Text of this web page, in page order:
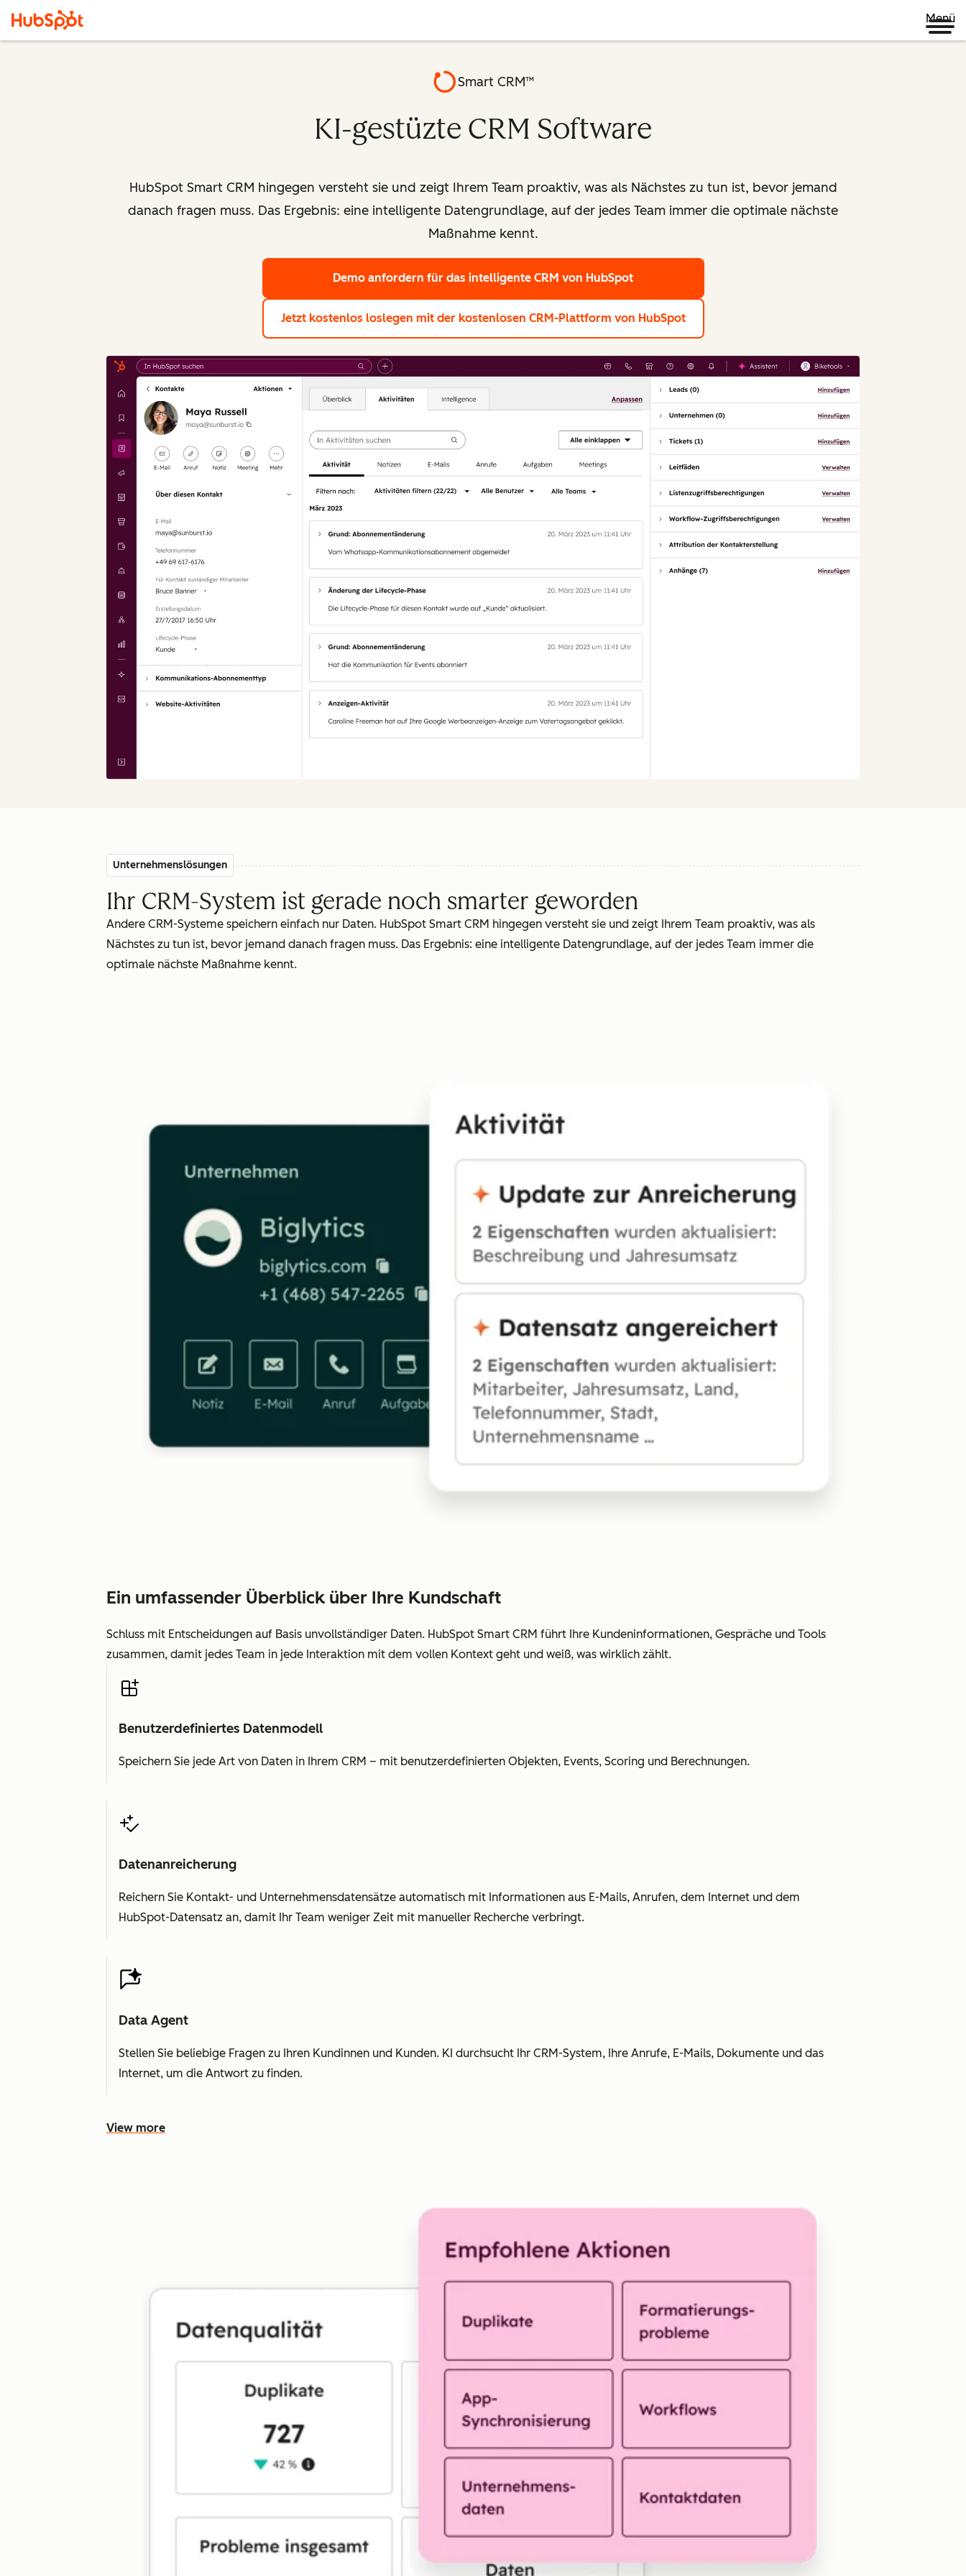
Menü
Smart CRM™
KI-gestüzte CRM Software
HubSpot Smart CRM hingegen versteht sie und zeigt Ihrem Team proaktiv, was als Nächstes zu tun ist, bevor jemand
danach fragen muss. Das Ergebnis: eine intelligente Datengrundlage, auf der jedes Team immer die optimale nächste
Maßnahme kennt.
Demo anfordern für das intelligente CRM von HubSpot
Jetzt kostenlos loslegen mit der kostenlosen CRM-Plattform von HubSpot
Unternehmenslösungen
Ihr CRM-System ist gerade noch smarter geworden
Andere CRM-Systeme speichern einfach nur Daten. HubSpot Smart CRM hingegen versteht sie und zeigt Ihrem Team proaktiv, was als
Nächstes zu tun ist, bevor jemand danach fragen muss. Das Ergebnis: eine intelligente Datengrundlage, auf der jedes Team immer die
optimale nächste Maßnahme kennt.
Ein umfassender Überblick über Ihre Kundschaft
Schluss mit Entscheidungen auf Basis unvollständiger Daten. HubSpot Smart CRM führt Ihre Kundeninformationen, Gespräche und Tools
zusammen, damit jedes Team in jede Interaktion mit dem vollen Kontext geht und weiß, was wirklich zählt.
Benutzerdefiniertes Datenmodell
Speichern Sie jede Art von Daten in Ihrem CRM – mit benutzerdefinierten Objekten, Events, Scoring und Berechnungen.
Datenanreicherung
Reichern Sie Kontakt- und Unternehmensdatensätze automatisch mit Informationen aus E-Mails, Anrufen, dem Internet und dem
HubSpot-Datensatz an, damit Ihr Team weniger Zeit mit manueller Recherche verbringt.
Data Agent
Stellen Sie beliebige Fragen zu Ihren Kundinnen und Kunden. KI durchsucht Ihr CRM-System, Ihre Anrufe, E-Mails, Dokumente und das
Internet, um die Antwort zu finden.
View more